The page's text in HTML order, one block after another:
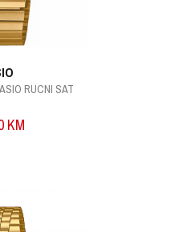
RUCNI SAT
KM